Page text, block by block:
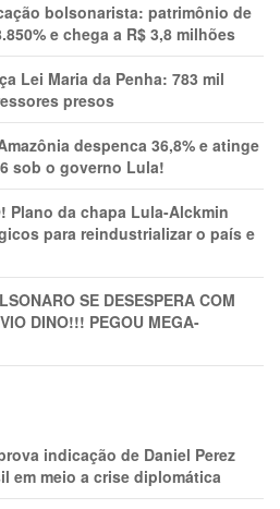
bolsonarista: patrimônio de
e chega a R$ 3,8 milhões
Lei Maria da Penha: 783 mil
presos
despenca 36,8% e atinge
sob o governo Lula!
Plano da chapa Lula-Alckmin
para reindustrializar o país e
SE DESESPERA COM
DINO!!! PEGOU MEGA-
indicação de Daniel Perez
em meio a crise diplomática